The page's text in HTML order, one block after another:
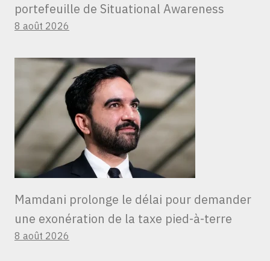
portefeuille de Situational Awareness
8 août 2026
Mamdani prolonge le délai pour demander
une exonération de la taxe pied-à-terre
8 août 2026